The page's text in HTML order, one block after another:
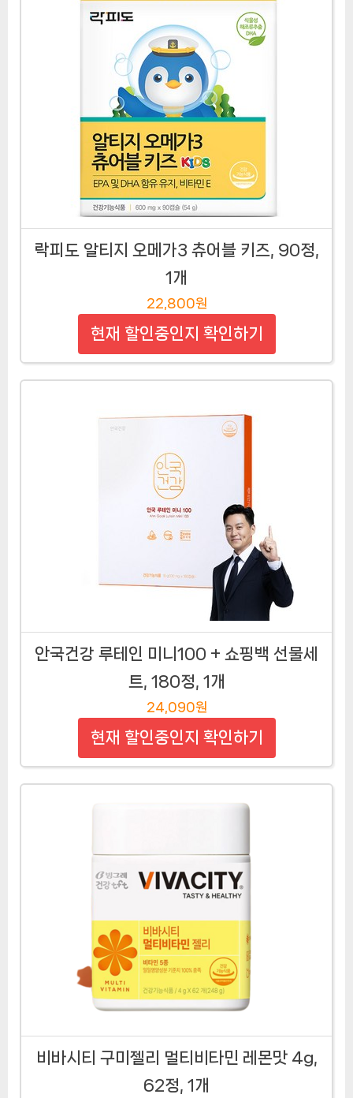
락피도 알티지 오메가3 츄어블 키즈, 90정,
1개
22,800원
현재 할인중인지 확인하기
안국건강 루테인 미니100 + 쇼핑백 선물세
트, 180정, 1개
24,090원
현재 할인중인지 확인하기
비바시티 구미젤리 멀티비타민 레몬맛 4g,
62정, 1개